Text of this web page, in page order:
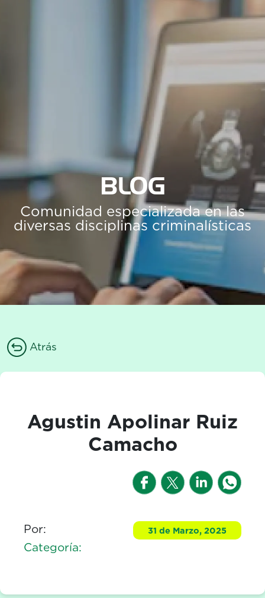
BLOG
Comunidad especializada en las
diversas disciplinas criminalísticas
Atrás
Agustin Apolinar Ruiz
Camacho
Por: 31 de Marzo, 2025
Categoría: